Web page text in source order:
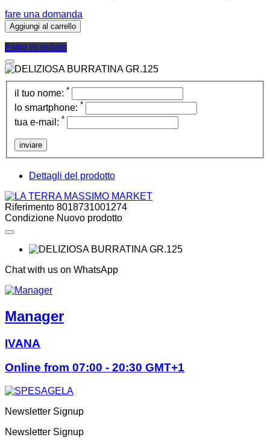
fare una domanda
Aggiungi al carrello
Estro ricordato
il tuo nome: *
lo smartphone: *
tua e-mail: *
inviare
Dettagli del prodotto
Riferimento 8018731001274
Condizione Nuovo prodotto
Chat with us on WhatsApp
Manager
IVANA
Online from 07:00 - 20:30 GMT+1
Newsletter Signup
Newsletter Signup